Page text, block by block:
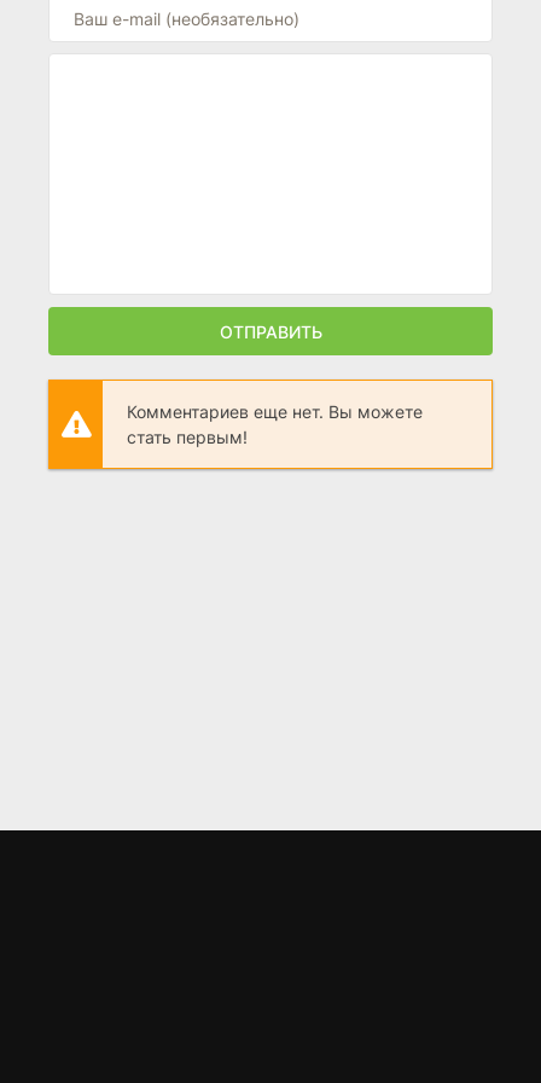
ОТПРАВИТЬ
Комментариев еще нет. Вы можете
стать первым!